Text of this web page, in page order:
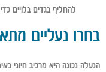
להחליף בגדים בלויים
בחרו נעליים
הנעלה נכונה היא מרכיב חיוני